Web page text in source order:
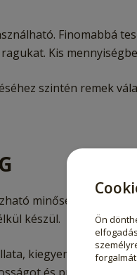
Finomabbá
Kis
szintén remek
minőség, a
készül.
kiegyensúlyozott
Ön
forgalmát.